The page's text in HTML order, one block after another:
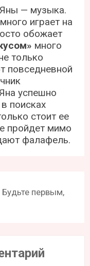
— музыка.
играет на
обожает
много
только
повседневной
успешно
поисках
стоит ее
пройдет мимо
фалафель.
первым,